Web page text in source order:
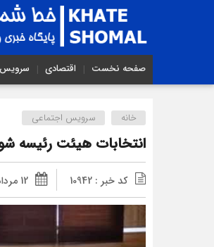
صفحه نخست اقتصادی سرویس
خانه سرویس اجتماعی
انتخابات هیئت رئیسه
کد خبر : 10942 12 مرداد 1402 - 11:28